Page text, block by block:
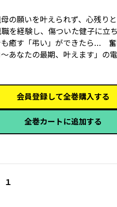
願いを叶えられず、心残りと
を経験し、傷ついた健子に立
癒す「弔い」ができたら…――
あなたの最期、叶えます」の
会員登録して全巻購入する
全巻カートに追加する
１